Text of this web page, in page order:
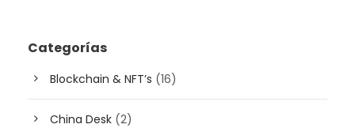
Categorías
Blockchain & NFT’s (16)
China Desk (2)